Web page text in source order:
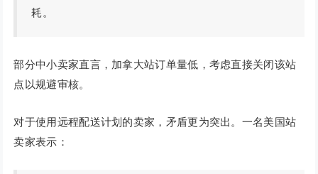
耗。
部分中小卖家直言，加拿大站订单量低，考虑直接关闭该站
点以规避审核。
对于使用远程配送计划的卖家，矛盾更为突出。一名美国站
卖家表示：